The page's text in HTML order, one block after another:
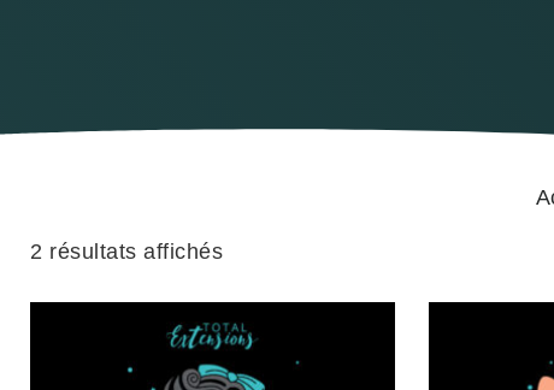
2 résultats affichés